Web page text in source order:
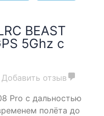
BEAST
5Ghz с
Добавить отзыв
Pro с дальностью
полёта до